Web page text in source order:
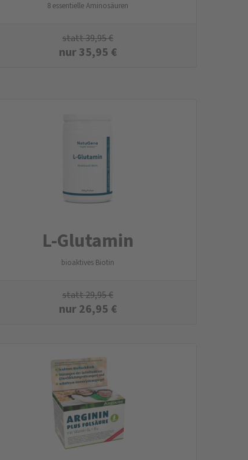
8 essentielle Aminosäuren
statt39,95€
nur35,95 €
L-Glutamin
bioaktives Biotin
statt29,95€
nur26,95 €